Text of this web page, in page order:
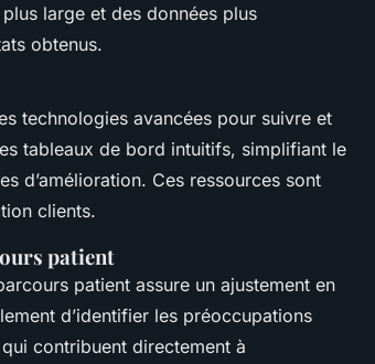
large et des données plus
obtenus.
technologies avancées pour suivre et
tableaux de bord intuitifs, simplifiant le
d’amélioration. Ces ressources sont
clients.
patient
patient assure un ajustement en
d’identifier les préoccupations
contribuent directement à